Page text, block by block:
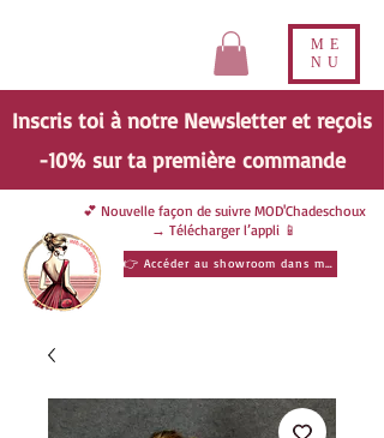
ME
NU
Inscris toi à notre Newsletter et reçois
-10% sur ta premièrecommande
💕 Nouvelle façon de suivre MOD'Chadeschoux
→ Télécharger l’appli 📱
👉 Accéder au showroom dans ma poche